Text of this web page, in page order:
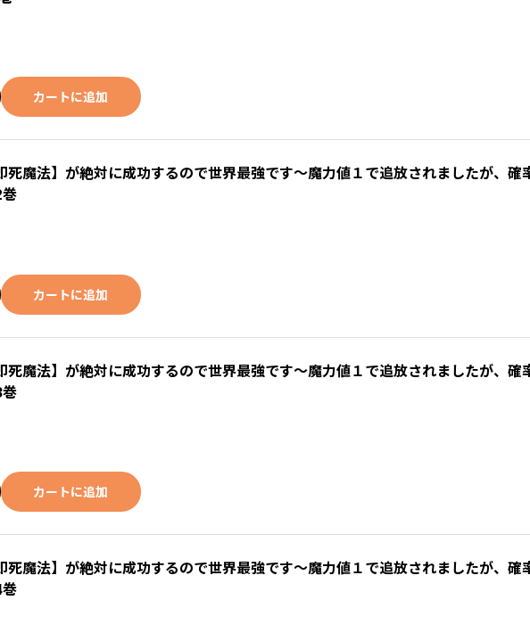
カートに追加
死魔法】が絶対に成功するので世界最強です～魔力値１で追放されましたが、確
カートに追加
死魔法】が絶対に成功するので世界最強です～魔力値１で追放されましたが、確
カートに追加
死魔法】が絶対に成功するので世界最強です～魔力値１で追放されましたが、確